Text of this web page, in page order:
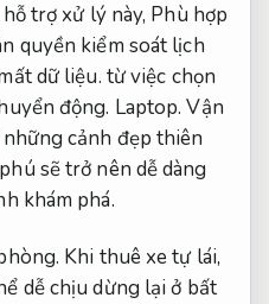
trợ xử lý này, Phù hợp
quyền kiểm soát lịch
dữ liệu. từ việc chọn
động. Laptop. Vận
cảnh đẹp thiên
sẽ trở nên dễ dàng
khám phá.
Khi thuê xe tự lái,
dễ chịu dừng lại ở bất